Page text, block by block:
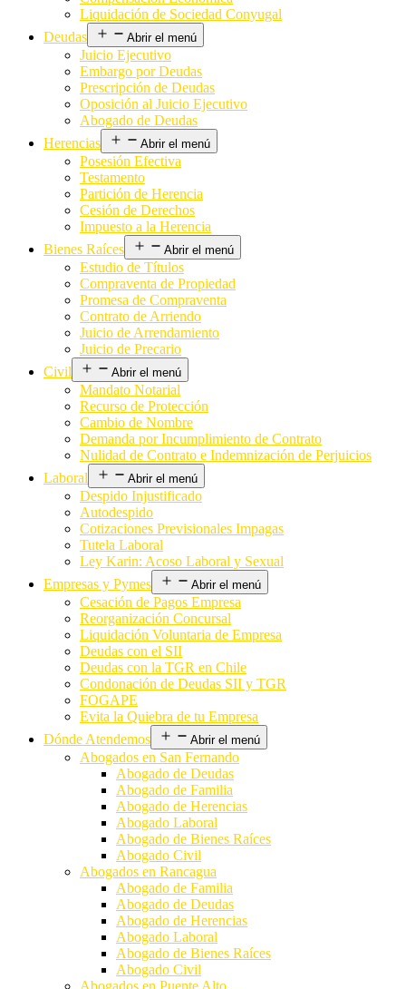
Liquidación de Sociedad Conyugal
Deudas
Abrir el menú
Juicio Ejecutivo
Embargo por Deudas
Prescripción de Deudas
Oposición al Juicio Ejecutivo
Abogado de Deudas
Herencias
Abrir el menú
Posesión Efectiva
Testamento
Partición de Herencia
Cesión de Derechos
Impuesto a la Herencia
Bienes Raíces
Abrir el menú
Estudio de Títulos
Compraventa de Propiedad
Promesa de Compraventa
Contrato de Arriendo
Juicio de Arrendamiento
Juicio de Precario
Civil
Abrir el menú
Mandato Notarial
Recurso de Protección
Cambio de Nombre
Demanda por Incumplimiento de Contrato
Nulidad de Contrato e Indemnización de Perjuicios
Laboral
Abrir el menú
Despido Injustificado
Autodespido
Cotizaciones Previsionales Impagas
Tutela Laboral
Ley Karin: Acoso Laboral y Sexual
Empresas y Pymes
Abrir el menú
Cesación de Pagos Empresa
Reorganización Concursal
Liquidación Voluntaria de Empresa
Deudas con el SII
Deudas con la TGR en Chile
Condonación de Deudas SII y TGR
FOGAPE
Evita la Quiebra de tu Empresa
Dónde Atendemos
Abrir el menú
Abogados en San Fernando
Abogado de Deudas
Abogado de Familia
Abogado de Herencias
Abogado Laboral
Abogado de Bienes Raíces
Abogado Civil
Abogados en Rancagua
Abogado de Familia
Abogado de Deudas
Abogado de Herencias
Abogado Laboral
Abogado de Bienes Raíces
Abogado Civil
Abogados en Puente Alto